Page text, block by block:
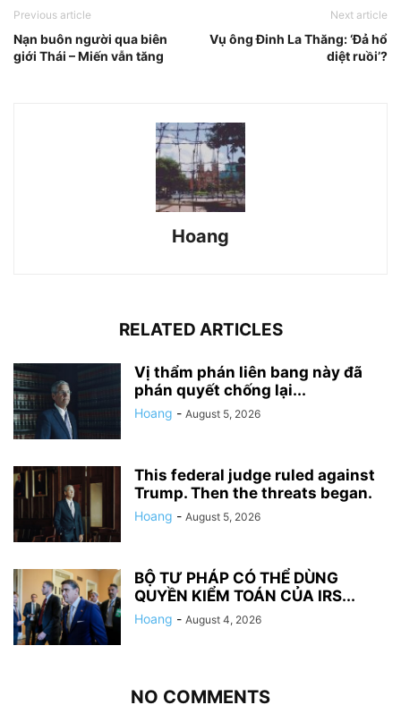
Previous article
Nạn buôn người qua biên
giới Thái – Miến vẫn tăng
Next article
Vụ ông Đinh La Thăng: ‘Đả hổ
diệt ruồi’?
Hoang
RELATED ARTICLES
Vị thẩm phán liên bang này đã
phán quyết chống lại...
Hoang - August 5, 2026
This federal judge ruled against
Trump. Then the threats began.
Hoang - August 5, 2026
BỘ TƯ PHÁP CÓ THỂ DÙNG
QUYỀN KIỂM TOÁN CỦA IRS...
Hoang - August 4, 2026
NO COMMENTS